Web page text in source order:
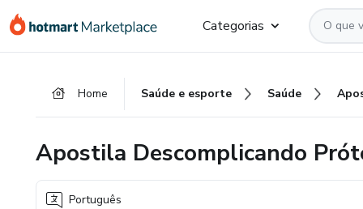
para
para
para
Categorias
Home Saúde e esporte Saúde
Apostila Descomplicando
Português